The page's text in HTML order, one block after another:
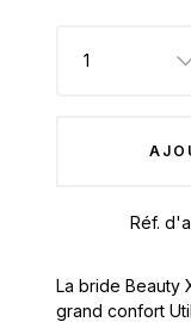
Réf.
La bride Beauty
grand confort